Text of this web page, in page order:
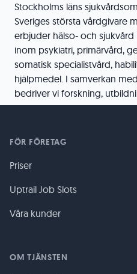
Stockholms läns
Sveriges största vårdgivare
erbjuder hälso- och
inom psykiatri, primärvård,
somatisk specialistvård,
hjälpmedel. I samverkan
bedriver vi forskning,
FÖR FÖRETAG
Priser
Uptrail Job Slots
Våra kunder
OM TJÄNSTEN